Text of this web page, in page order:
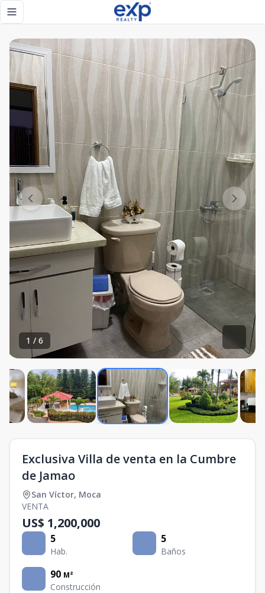
Toggle navigation menu
1 / 6
Exclusiva Villa de venta en la Cumbre
de Jamao
San Víctor, Moca
VENTA
US$ 1,200,000
5
Hab.
5
Baños
90 M²
Construcción
Exclusiva Villa de venta en la Cumbre de Jamao - eXp